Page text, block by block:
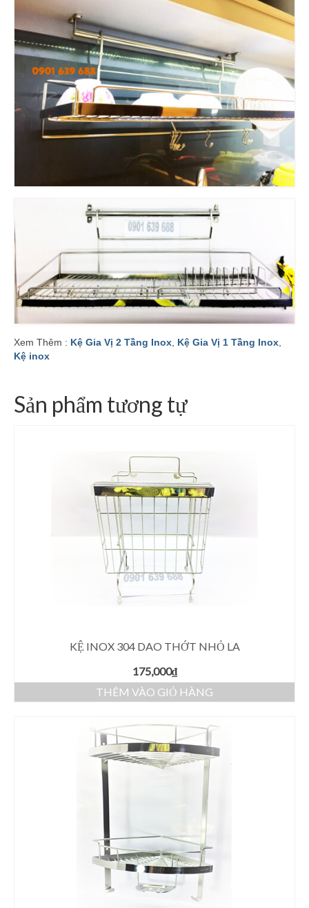
Xem Thêm : Kệ Gia Vị 2 Tầng Inox, Kệ Gia Vị 1 Tầng Inox,
Kệ inox
Sản phẩm tương tự
KỆ INOX 304 DAO THỚT NHỎ LA
175,000₫
THÊM VÀO GIỎ HÀNG